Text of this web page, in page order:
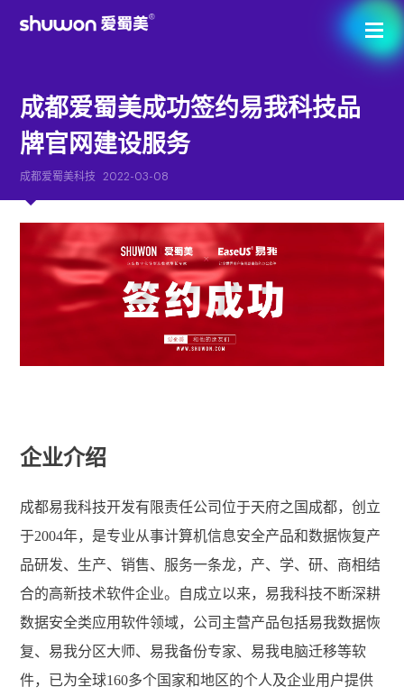
成都爱蜀美成功签约易我科技品
牌官网建设服务
成都爱蜀美科技 2022-03-08
企业介绍
成都易我科技开发有限责任公司位于天府之国成都，创立
于2004年，是专业从事计算机信息安全产品和数据恢复产
品研发、生产、销售、服务一条龙，产、学、研、商相结
合的高新技术软件企业。自成立以来，易我科技不断深耕
数据安全类应用软件领域，公司主营产品包括易我数据恢
复、易我分区大师、易我备份专家、易我电脑迁移等软
件，已为全球160多个国家和地区的个人及企业用户提供